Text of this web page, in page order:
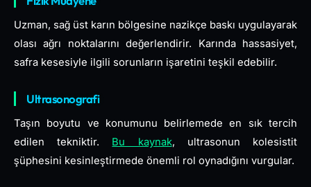
Uzman, sağ üst karın bölgesine nazikçe baskı uygulayarak
olası ağrı noktalarını değerlendirir. Karında hassasiyet,
safra kesesiyle ilgili sorunların işaretini teşkil edebilir.
Ultrasonografi
Taşın boyutu ve konumunu belirlemede en sık tercih
edilen tekniktir. Bu kaynak, ultrasonun kolesistit
şüphesini kesinleştirmede önemli rol oynadığını vurgular.